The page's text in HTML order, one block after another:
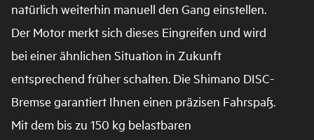
natürlich weiterhin manuell den Gang einstellen.
Der Motor merkt sich dieses Eingreifen und wird
bei einer ähnlichen Situation in Zukunft
entsprechend früher schalten. Die Shimano DISC-
Bremse garantiert Ihnen einen präzisen Fahrspaß.
Mit dem bis zu 150 kg belastbaren